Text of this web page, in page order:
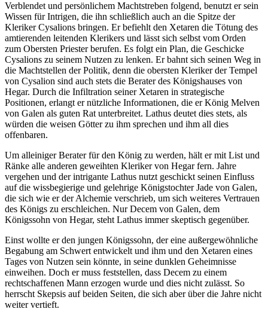
Verblendet und persönlichem Machtstreben folgend, benutzt er sein
Wissen für Intrigen, die ihn schließlich auch an die Spitze der
Kleriker Cysalions bringen. Er befiehlt den Xetaren die Tötung des
amtierenden leitenden Klerikers und lässt sich selbst vom Orden
zum Obersten Priester berufen. Es folgt ein Plan, die Geschicke
Cysalions zu seinem Nutzen zu lenken. Er bahnt sich seinen Weg in
die Machtstellen der Politik, denn die obersten Kleriker der Tempel
von Cysalion sind auch stets die Berater des Königshauses von
Hegar. Durch die Infiltration seiner Xetaren in strategische
Positionen, erlangt er nützliche Informationen, die er König Melven
von Galen als guten Rat unterbreitet. Lathus deutet dies stets, als
würden die weisen Götter zu ihm sprechen und ihm all dies
offenbaren.
Um alleiniger Berater für den König zu werden, hält er mit List und
Ränke alle anderen geweihten Kleriker von Hegar fern. Jahre
vergehen und der intrigante Lathus nutzt geschickt seinen Einfluss
auf die wissbegierige und gelehrige Königstochter Jade von Galen,
die sich wie er der Alchemie verschrieb, um sich weiteres Vertrauen
des Königs zu erschleichen. Nur Decem von Galen, dem
Königssohn von Hegar, steht Lathus immer skeptisch gegenüber.
Einst wollte er den jungen Königssohn, der eine außergewöhnliche
Begabung am Schwert entwickelt und ihm und den Xetaren eines
Tages von Nutzen sein könnte, in seine dunklen Geheimnisse
einweihen. Doch er muss feststellen, dass Decem zu einem
rechtschaffenen Mann erzogen wurde und dies nicht zulässt. So
herrscht Skepsis auf beiden Seiten, die sich aber über die Jahre nicht
weiter vertieft.